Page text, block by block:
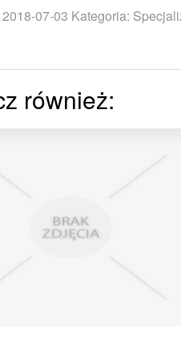
07-03 Kategoria:
również: